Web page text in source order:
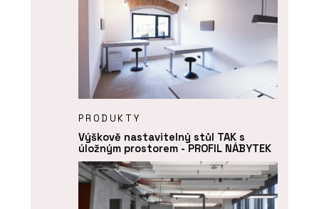
PRODUKTY
Výškově nastavitelný stůl TAK s
úložným prostorem - PROFIL NÁBYTEK